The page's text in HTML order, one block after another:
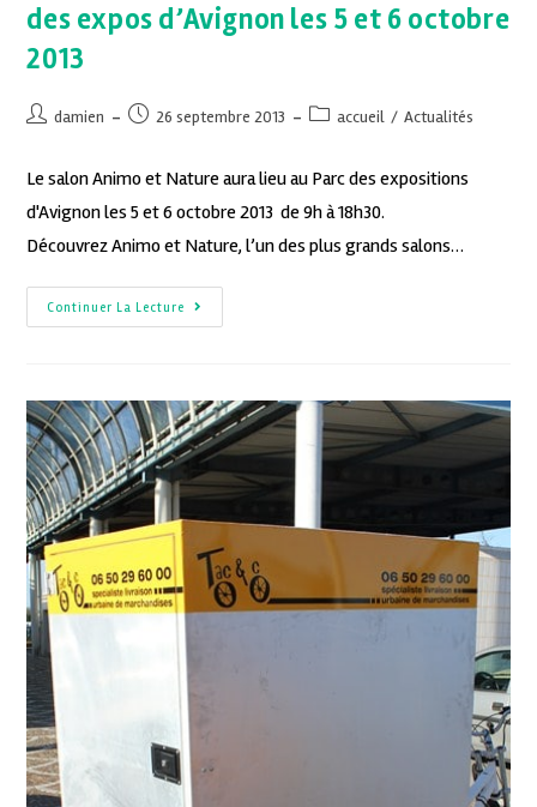
des expos d’Avignon les 5 et 6 octobre
2013
damien 26 septembre 2013 accueil / Actualités
Le salon Animo et Nature aura lieu au Parc des expositions
d'Avignon les 5 et 6 octobre 2013 de 9h à 18h30.
Découvrez Animo et Nature, l’un des plus grands salons…
Continuer La Lecture